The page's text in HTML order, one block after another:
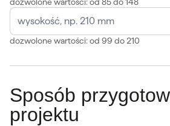
dozwolone wartości: od 99 do 210
Sposób
projektu